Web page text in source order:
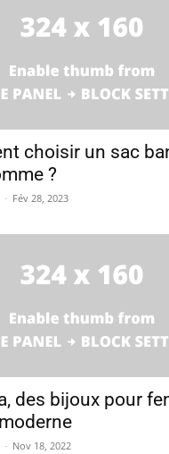
choisir un sac
?
- Fév 28, 2023
des bijoux pour
- Nov 18, 2022